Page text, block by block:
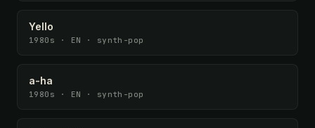
Yello
1980s · EN · synth-pop
a-ha
1980s · EN · synth-pop